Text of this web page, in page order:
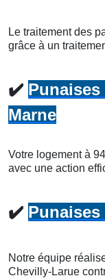
Le traitement des
grâce à un
✔️
Marne
Votre logement à
avec une action
✔️
Notre équipe
Chevilly-Larue